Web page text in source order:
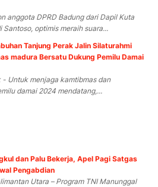
anggota DPRD Badung dari Dapil Kuta
Santoso, optimis meraih suara...
Tanjung Perak Jalin Silaturahmi
madura Bersatu Dukung Pemilu Damai
- Untuk menjaga kamtibmas dan
damai 2024 mendatang,...
dan Palu Bekerja, Apel Pagi Satgas
Pengabdian
Utara – Program TNI Manunggal